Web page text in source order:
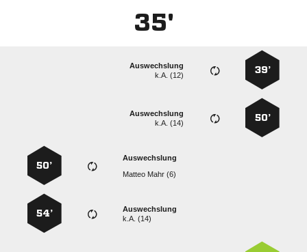
35'
39’
Auswechslung
k.A. (12)
50’
Auswechslung
k.A. (14)
Auswechslung
  
50’
Auswechslung
k.A. (14)
54’